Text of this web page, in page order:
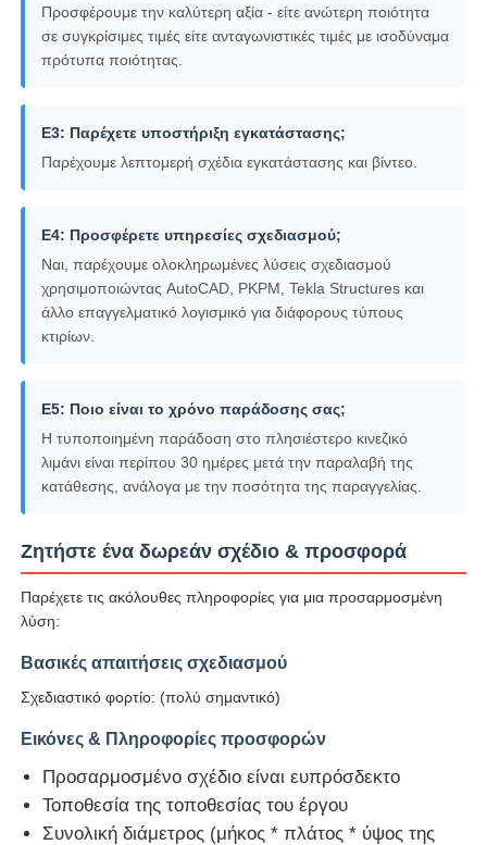
Προσφέρουμε την καλύτερη αξία - είτε ανώτερη ποιότητα
σε συγκρίσιμες τιμές είτε ανταγωνιστικές τιμές με ισοδύναμα
πρότυπα ποιότητας.
Ε3: Παρέχετε υποστήριξη εγκατάστασης;
Παρέχουμε λεπτομερή σχέδια εγκατάστασης και βίντεο.
Ε4: Προσφέρετε υπηρεσίες σχεδιασμού;
Ναι, παρέχουμε ολοκληρωμένες λύσεις σχεδιασμού
χρησιμοποιώντας AutoCAD, PKPM, Tekla Structures και
άλλο επαγγελματικό λογισμικό για διάφορους τύπους
κτιρίων.
Ε5: Ποιο είναι το χρόνο παράδοσης σας;
Η τυποποιημένη παράδοση στο πλησιέστερο κινεζικό
λιμάνι είναι περίπου 30 ημέρες μετά την παραλαβή της
κατάθεσης, ανάλογα με την ποσότητα της παραγγελίας.
Ζητήστε ένα δωρεάν σχέδιο & προσφορά
Παρέχετε τις ακόλουθες πληροφορίες για μια προσαρμοσμένη
λύση:
Βασικές απαιτήσεις σχεδιασμού
Σχεδιαστικό φορτίο: (πολύ σημαντικό)
Εικόνες & Πληροφορίες προσφορών
Προσαρμοσμένο σχέδιο είναι ευπρόσδεκτο
Τοποθεσία της τοποθεσίας του έργου
Συνολική διάμετρος (μήκος * πλάτος * ύψος της